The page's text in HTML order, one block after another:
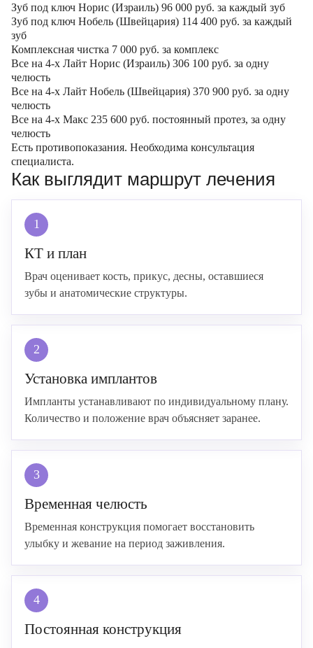
Зуб под ключ Норис (Израиль) 96 000 руб. за каждый зуб
Зуб под ключ Нобель (Швейцария) 114 400 руб. за каждый
зуб
Комплексная чистка 7 000 руб. за комплекс
Все на 4-х Лайт Норис (Израиль) 306 100 руб. за одну
челюсть
Все на 4-х Лайт Нобель (Швейцария) 370 900 руб. за одну
челюсть
Все на 4-х Макс 235 600 руб. постоянный протез, за одну
челюсть
Есть противопоказания. Необходима консультация
специалиста.
Как выглядит маршрут лечения
1
КТ и план
Врач оценивает кость, прикус, десны, оставшиеся
зубы и анатомические структуры.
2
Установка имплантов
Импланты устанавливают по индивидуальному плану.
Количество и положение врач объясняет заранее.
3
Временная челюсть
Временная конструкция помогает восстановить
улыбку и жевание на период заживления.
4
Постоянная конструкция